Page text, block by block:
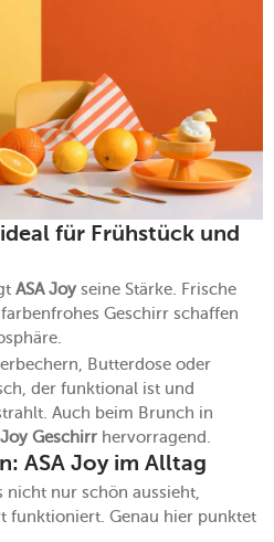
für Frühstück und
ASA Joy seine Stärke. Frische
Geschirr schaffen
Butterdose oder
der funktional ist und
Auch beim Brunch in
Joy Geschirr hervorragend.
ASA Joy im Alltag
nicht nur schön aussieht,
funktioniert. Genau hier punktet